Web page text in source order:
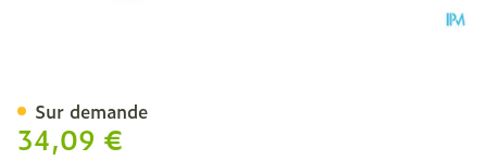
34,09 €
Sur demande